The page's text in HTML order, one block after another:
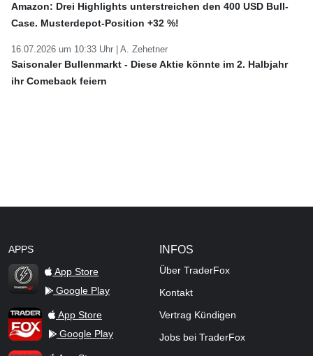
Amazon: Drei Highlights unterstreichen den 400 USD Bull-
Case. Musterdepot-Position +32 %!
16.07.2026 um 10:33 Uhr | A. Zehetner
Saisonaler Bullenmarkt - Diese Aktie könnte im 2. Halbjahr
ihr Comeback feiern
APPS
TraderFox Flash
App Store
Google Play
TraderFox AppApp Store
Google Play
INFOS
Über TraderFox
Kontakt
Vertrag Kündigen
Jobs bei TraderFox